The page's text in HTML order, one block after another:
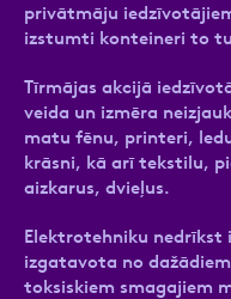
privātmāju
izstumti konteineri to
Tīrmājas akcijā
veida un izmēra
matu fēnu, printeri,
krāsni, kā arī tekstilu,
aizkarus, dvieļus.
Elektrotehniku nedrīkst
izgatavota no
toksiskiem smagajiem